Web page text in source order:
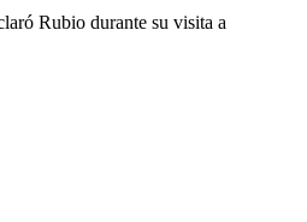
Rubio durante su visita a